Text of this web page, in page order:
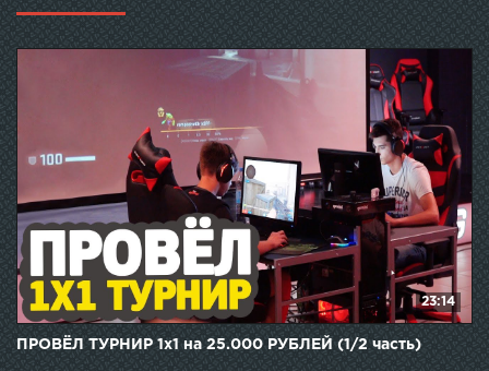
23:14
ПРОВЁЛ ТУРНИР 1х1 на 25.000 РУБЛЕЙ (1/2 часть)